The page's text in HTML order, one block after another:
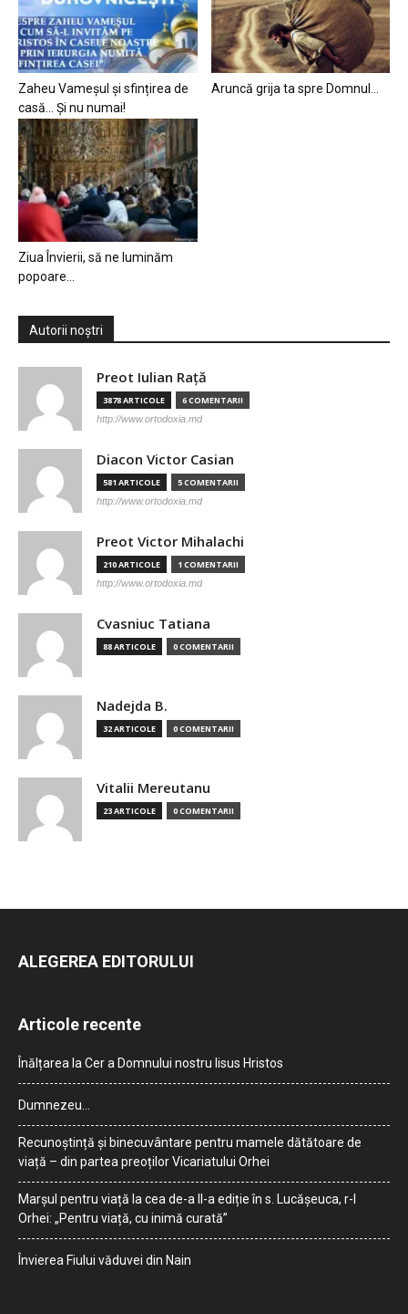
Zaheu Vameșul și sfințirea de
casă… Și nu numai!
Aruncă grija ta spre Domnul…
Ziua Învierii, să ne luminăm
popoare…
Autorii noștri
Preot Iulian Raţă
3878 ARTICOLE 6 COMENTARII
http://www.ortodoxia.md
Diacon Victor Casian
581 ARTICOLE 5 COMENTARII
http://www.ortodoxia.md
Preot Victor Mihalachi
210 ARTICOLE 1 COMENTARII
http://www.ortodoxia.md
Cvasniuc Tatiana
88 ARTICOLE 0 COMENTARII
Nadejda B.
32 ARTICOLE 0 COMENTARII
Vitalii Mereutanu
23 ARTICOLE 0 COMENTARII
ALEGEREA EDITORULUI
Articole recente
Înălțarea la Cer a Domnului nostru Iisus Hristos
Dumnezeu…
Recunoștință și binecuvântare pentru mamele dătătoare de
viață – din partea preoților Vicariatului Orhei
Marșul pentru viață la cea de-a II-a ediție în s. Lucășeuca, r-l
Orhei: „Pentru viață, cu inimă curată”
Învierea Fiului văduvei din Nain